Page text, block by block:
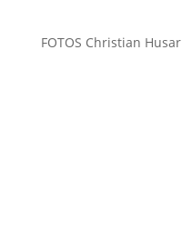
FOTOS Christian Husar